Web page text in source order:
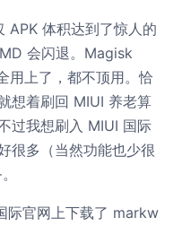
APK 体积达到了惊人的
会闪退。Magisk
上了，都不顶用。恰
想着刷回 MIUI 养老算
过我想刷入 MIUI 国际
很多（当然功能也少很
际官网上下载了 markw